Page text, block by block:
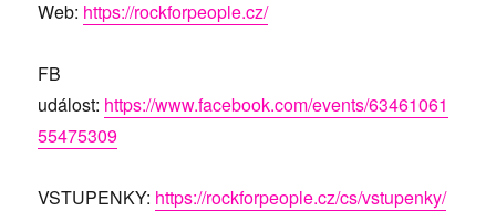
Web: https://rockforpeople.cz/
FB
událost: https://www.facebook.com/events/63461061
55475309
VSTUPENKY: https://rockforpeople.cz/cs/vstupenky/